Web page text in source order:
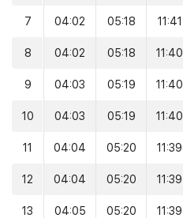
7 04:02 05:18 11:41
8 04:02 05:18 11:40
9 04:03 05:19 11:40
10 04:03 05:19 11:40
11 04:04 05:20 11:39
12 04:04 05:20 11:39
13 04:05 05:20 11:39